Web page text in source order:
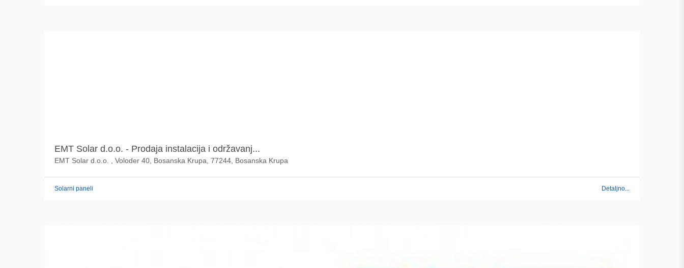
EMT Solar d.o.o. - Prodaja instalacija i održavanj...
EMT Solar d.o.o. , Voloder 40, Bosanska Krupa, 77244, Bosanska Krupa
Solarni paneli Detaljno...